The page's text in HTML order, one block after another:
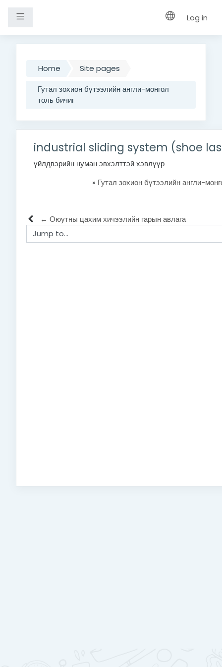
Side panel Log in
Home
Site pages
Гутал зохион бүтээлийн англи-монгол
толь бичиг
industrial sliding system (shoe
үйлдвэрийн нуман эвхэлттэй хэвлүүр
» Гутал зохион бүтээлийн англи-
← Оюутны цахим хичээлийн гарын авлага
Jump to...